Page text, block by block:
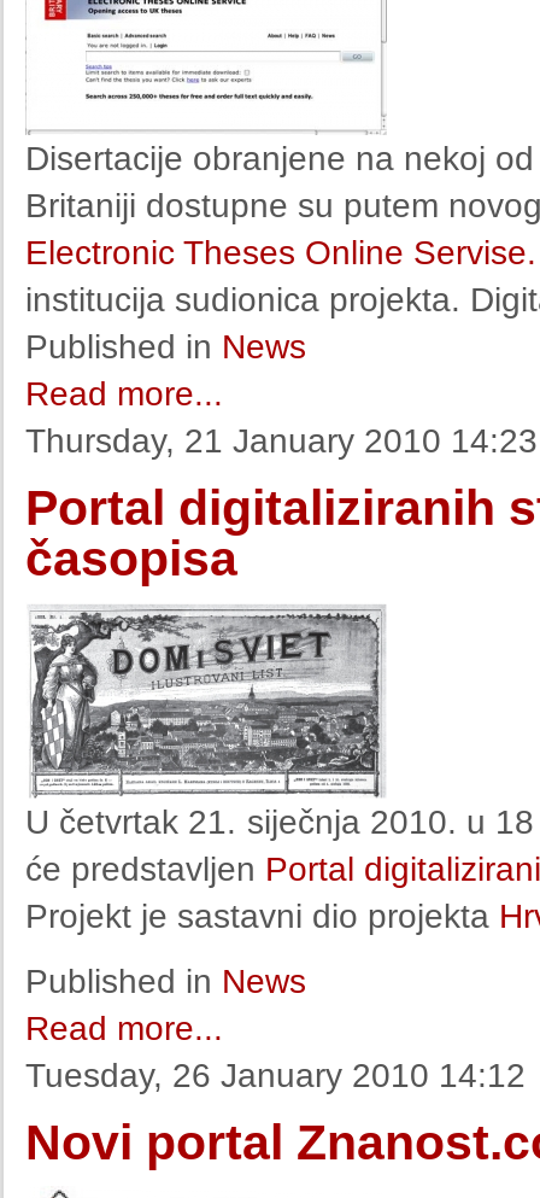
Disertacije obranjene na nekoj
Britaniji dostupne su putem
Electronic Theses Online Servise.
institucija sudionica projekta.
Published in News
Read more...
Thursday, 21 January 2010 14:23
Portal digitaliziranih
časopisa
U četvrtak 21. siječnja 2010. u
će predstavljen Portal
Projekt je sastavni dio projekta
Published in News
Read more...
Tuesday, 26 January 2010 14:12
Novi portal